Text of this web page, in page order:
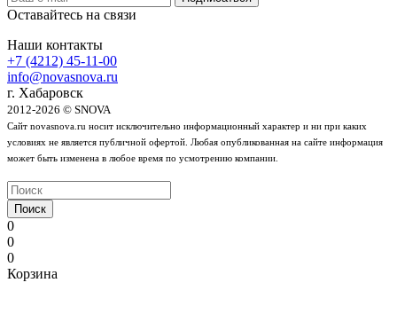
Оставайтесь на связи
Наши контакты
+7 (4212) 45-11-00
info@novasnova.ru
г. Хабаровск
2012-2026 © SNOVA
Сайт novasnova.ru носит исключительно информационный характер и ни при каких
условиях не является публичной офертой. Любая опубликованная на сайте информация
может быть изменена в любое время по усмотрению компании.
Поиск
0
0
0
Корзина